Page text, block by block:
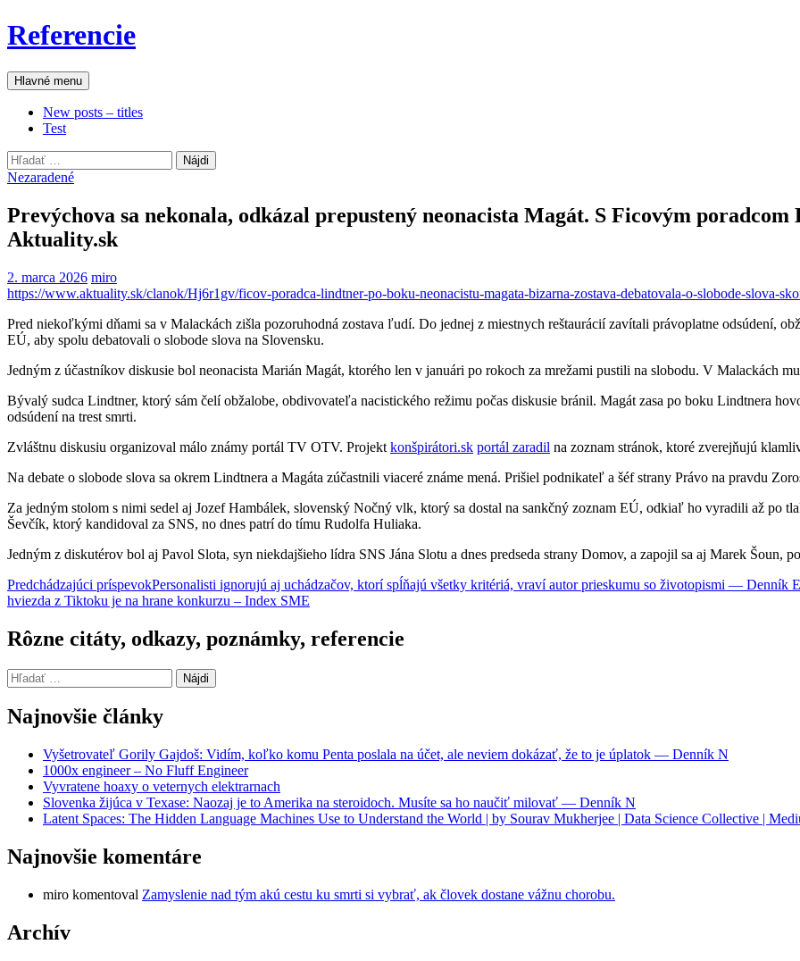
Preskočiť
na
Referencie
Hľadať
Hlavné menu
New posts – titles
Test
Hľadať:
Nezaradené
Prevýchova sa nekonala, odkázal prepustený neonacista Magát. S Ficovým
Aktuality.sk
2. marca 2026 miro
https://www.aktuality.sk/clanok/Hj6r1gv/ficov-poradca-lindtner-po-boku-neonacistu-magata-bizarna-zostava-debatovala-o-slobode-slova-
Pred niekoľkými dňami sa v Malackách zišla pozoruhodná zostava ľudí. Do jednej z miestnych reštaurácií zavítali právoplatne odsúdení,
EÚ, aby spolu debatovali o slobode slova na Slovensku.
Jedným z účastníkov diskusie bol neonacista Marián Magát, ktorého len v januári po rokoch za mrežami pustili na slobodu. V Malackách
Bývalý sudca Lindtner, ktorý sám čelí obžalobe, obdivovateľa nacistického režimu počas diskusie bránil. Magát zasa po boku Lindtnera
odsúdení na trest smrti.
Zvláštnu diskusiu organizoval málo známy portál TV OTV. Projekt konšpirátori.sk portál zaradil na zoznam stránok, ktoré zverejňujú
Na debate o slobode slova sa okrem Lindtnera a Magáta zúčastnili viaceré známe mená. Prišiel podnikateľ a šéf strany Právo na pravdu
Za jedným stolom s nimi sedel aj Jozef Hambálek, slovenský Nočný vlk, ktorý sa dostal na sankčný zoznam EÚ, odkiaľ ho vyradili až po
Ševčík, ktorý kandidoval za SNS, no dnes patrí do tímu Rudolfa Huliaka.
Jedným z diskutérov bol aj Pavol Slota, syn niekdajšieho lídra SNS Jána Slotu a dnes predseda strany Domov, a zapojil sa aj Marek Šoun,
Navigácia
článkami
Predchádzajúci príspevokPersonalisti ignorujú aj uchádzačov, ktorí spĺňajú všetky kritériá, vraví autor prieskumu so životopismi — Denník E
hviezda z Tiktoku je na hrane konkurzu – Index SME
Rôzne citáty, odkazy, poznámky, referencie
Hľadať:
Najnovšie články
Vyšetrovateľ Gorily Gajdoš: Vidím, koľko komu Penta poslala na účet, ale neviem dokázať, že to je úplatok — Denník N
1000x engineer – No Fluff Engineer
Vyvratene hoaxy o veternych elektrarnach
Slovenka žijúca v Texase: Naozaj je to Amerika na steroidoch. Musíte sa ho naučiť milovať — Denník N
Latent Spaces: The Hidden Language Machines Use to Understand the World | by Sourav Mukherjee | Data Science Collective |
Najnovšie komentáre
miro komentoval Zamyslenie nad tým akú cestu ku smrti si vybrať, ak človek dostane vážnu chorobu.
Archív